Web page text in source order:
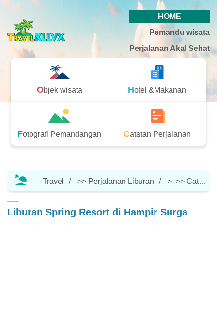
HOME
Pemandu wisata
Perjalanan Akal Sehat
Objek wisata Hotel &Makanan
Fotografi Pemandangan Catatan Perjalanan
Travel >> Perjalanan Liburan > >> Catatan Perjalanan
Liburan Spring Resort di Hampir Surga